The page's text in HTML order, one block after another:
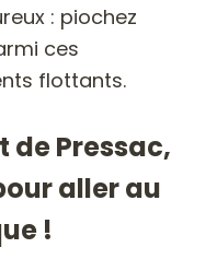
: piochez
ces
flottants.
de Pressac,
aller au
!